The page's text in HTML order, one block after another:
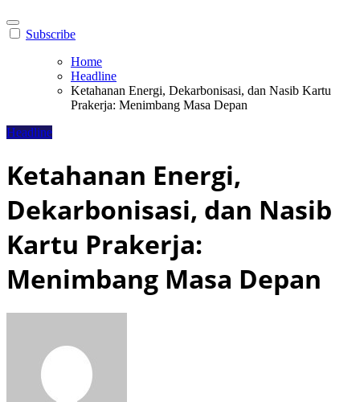
Subscribe
Home
Headline
Ketahanan Energi, Dekarbonisasi, dan Nasib Kartu
Prakerja: Menimbang Masa Depan
Headline
Ketahanan Energi,
Dekarbonisasi, dan Nasib
Kartu Prakerja:
Menimbang Masa Depan